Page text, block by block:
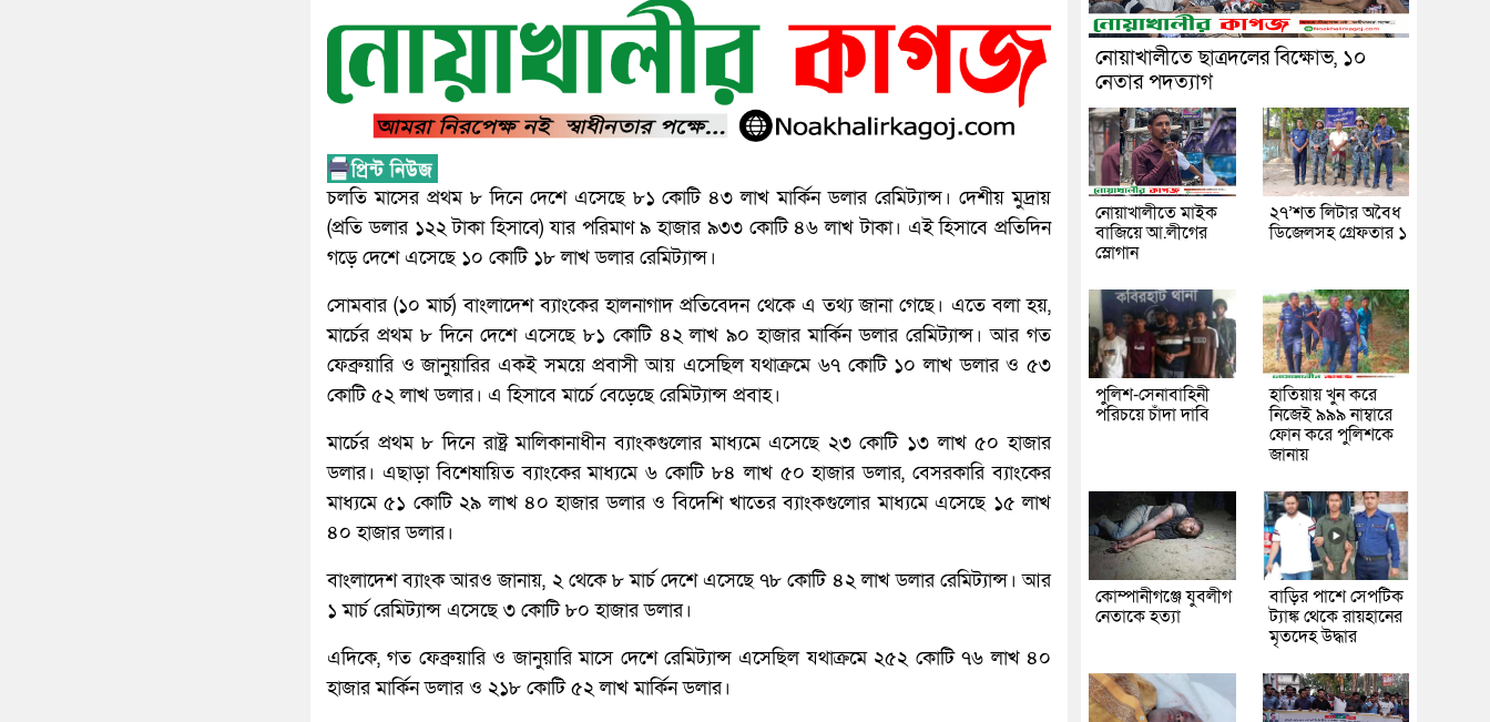
চলতি মাসের প্রথম ৮ দিনে দেশে এসেছে ৮১ কোটি ৪৩ লাখ মার্কিন ডলার রেমিট্যান্স। দেশীয় মুদ্রায়
(প্রতি ডলার ১২২ টাকা হিসাবে) যার পরিমাণ ৯ হাজার ৯৩৩ কোটি ৪৬ লাখ টাকা। এই হিসাবে প্রতিদিন
গড়ে দেশে এসেছে ১০ কোটি ১৮ লাখ ডলার রেমিট্যান্স।
সোমবার (১০ মার্চ) বাংলাদেশ ব্যাংকের হালনাগাদ প্রতিবেদন থেকে এ তথ্য জানা গেছে। এতে বলা হয়,
মার্চের প্রথম ৮ দিনে দেশে এসেছে ৮১ কোটি ৪২ লাখ ৯০ হাজার মার্কিন ডলার রেমিট্যান্স। আর গত
ফেব্রুয়ারি ও জানুয়ারির একই সময়ে প্রবাসী আয় এসেছিল যথাক্রমে ৬৭ কোটি ১০ লাখ ডলার ও ৫৩
কোটি ৫২ লাখ ডলার। এ হিসাবে মার্চে বেড়েছে রেমিট্যান্স প্রবাহ।
মার্চের প্রথম ৮ দিনে রাষ্ট্র মালিকানাধীন ব্যাংকগুলোর মাধ্যমে এসেছে ২৩ কোটি ১৩ লাখ ৫০ হাজার
ডলার। এছাড়া বিশেষায়িত ব্যাংকের মাধ্যমে ৬ কোটি ৮৪ লাখ ৫০ হাজার ডলার, বেসরকারি ব্যাংকের
মাধ্যমে ৫১ কোটি ২৯ লাখ ৪০ হাজার ডলার ও বিদেশি খাতের ব্যাংকগুলোর মাধ্যমে এসেছে ১৫ লাখ
৪০ হাজার ডলার।
বাংলাদেশ ব্যাংক আরও জানায়, ২ থেকে ৮ মার্চ দেশে এসেছে ৭৮ কোটি ৪২ লাখ ডলার রেমিট্যান্স। আর
১ মার্চ রেমিট্যান্স এসেছে ৩ কোটি ৮০ হাজার ডলার।
এদিকে, গত ফেব্রুয়ারি ও জানুয়ারি মাসে দেশে রেমিট্যান্স এসেছিল যথাক্রমে ২৫২ কোটি ৭৬ লাখ ৪০
হাজার মার্কিন ডলার ও ২১৮ কোটি ৫২ লাখ মার্কিন ডলার।
নোয়াখালীতে ছাত্রদলের বিক্ষোভ, ১০
নেতার পদত্যাগ
নোয়াখালীতে মাইক
বাজিয়ে আ.লীগের
স্লোগান
২৭’শত লিটার অবৈধ
ডিজেলসহ গ্রেফতার ১
পুলিশ-সেনাবাহিনী
পরিচয়ে চাঁদা দাবি
হাতিয়ায় খুন করে
নিজেই ৯৯৯ নাম্বারে
ফোন করে পুলিশকে
জানায়
কোম্পানীগঞ্জে যুবলীগ
নেতাকে হত্যা
বাড়ির পাশে সেপটিক
ট্যাঙ্ক থেকে রায়হানের
মৃতদেহ উদ্ধার